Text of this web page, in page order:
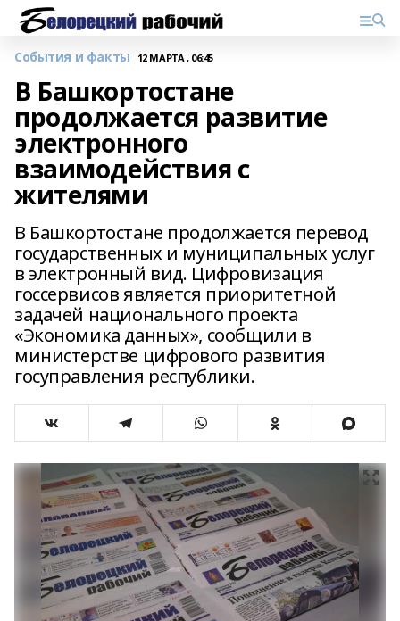
События и факты 12 МАРТА , 06:45
В Башкортостане
продолжается развитие
электронного
взаимодействия с
жителями
В Башкортостане продолжается перевод
государственных и муниципальных услуг
в электронный вид. Цифровизация
госсервисов является приоритетной
задачей национального проекта
«Экономика данных», сообщили в
министерстве цифрового развития
госуправления республики.